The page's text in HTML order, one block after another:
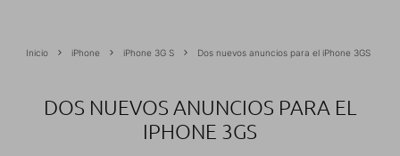
Inicio iPhone iPhone 3G S Dos nuevos anuncios para el iPhone 3GS
DOS NUEVOS ANUNCIOS PARA EL
IPHONE 3GS